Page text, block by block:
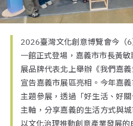
2026臺灣文化創意博覽會今（
一館正式登場，嘉義市市長黃
展品牌代表北上舉辦《我們嘉
宣告嘉義市展區亮相。今年嘉
主題參展，透過「好生活、好
主軸，分享嘉義的生活方式與
以文化治理推動創意產業發展的